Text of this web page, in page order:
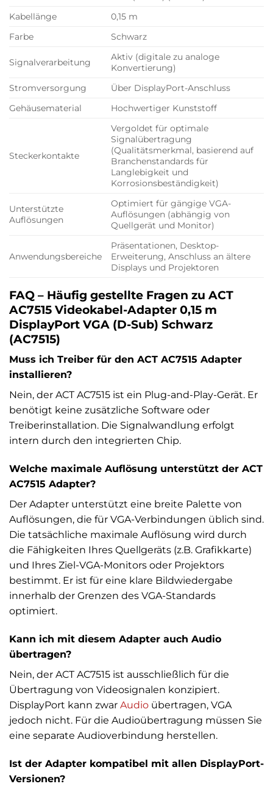
Kabellänge
0,15 m
Farbe
Schwarz
Signalverarbeitung
Aktiv (digitale zu analoge
Konvertierung)
Stromversorgung
Über DisplayPort-Anschluss
Gehäusematerial
Hochwertiger Kunststoff
Steckerkontakte
Vergoldet für optimale
Signalübertragung
(Qualitätsmerkmal, basierend auf
Branchenstandards für
Langlebigkeit und
Korrosionsbeständigkeit)
Unterstützte
Auflösungen
Optimiert für gängige VGA-
Auflösungen (abhängig von
Quellgerät und Monitor)
Anwendungsbereiche
Präsentationen, Desktop-
Erweiterung, Anschluss an ältere
Displays und Projektoren
FAQ – Häufig gestellte Fragen zu ACT
AC7515 Videokabel-Adapter 0,15 m
DisplayPort VGA (D-Sub) Schwarz
(AC7515)
Muss ich Treiber für den ACT AC7515 Adapter
installieren?
Nein, der ACT AC7515 ist ein Plug-and-Play-Gerät. Er
benötigt keine zusätzliche Software oder
Treiberinstallation. Die Signalwandlung erfolgt
intern durch den integrierten Chip.
Welche maximale Auflösung unterstützt der ACT
AC7515 Adapter?
Der Adapter unterstützt eine breite Palette von
Auflösungen, die für VGA-Verbindungen üblich sind.
Die tatsächliche maximale Auflösung wird durch
die Fähigkeiten Ihres Quellgeräts (z.B. Grafikkarte)
und Ihres Ziel-VGA-Monitors oder Projektors
bestimmt. Er ist für eine klare Bildwiedergabe
innerhalb der Grenzen des VGA-Standards
optimiert.
Kann ich mit diesem Adapter auch Audio
übertragen?
Nein, der ACT AC7515 ist ausschließlich für die
Übertragung von Videosignalen konzipiert.
DisplayPort kann zwar Audio übertragen, VGA
jedoch nicht. Für die Audioübertragung müssen Sie
eine separate Audioverbindung herstellen.
Ist der Adapter kompatibel mit allen DisplayPort-
Versionen?